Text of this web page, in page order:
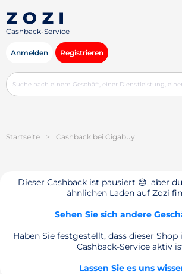
Cashback-Service
Anmelden Registrieren
Startseite > Cashback bei Cigabuy
Dieser Cashback ist pausiert 😔, aber
ähnlichen Laden auf Zozi
Sehen Sie sich andere
Haben Sie festgestellt, dass dieser
Cashback-Service aktiv
Lassen Sie es uns